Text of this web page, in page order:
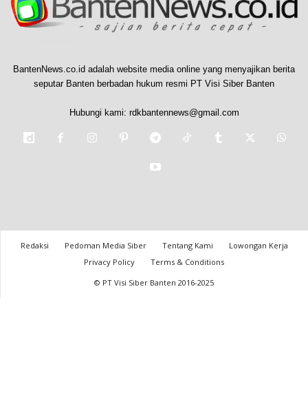
BantenNews.co.id adalah website media online yang menyajikan berita
seputar Banten berbadan hukum resmi PT Visi Siber Banten
Hubungi kami: rdkbantennews@gmail.com
Redaksi Pedoman Media Siber Tentang Kami
Lowongan Kerja
Privacy Policy
Terms & Conditions
© PT Visi Siber Banten 2016-2025